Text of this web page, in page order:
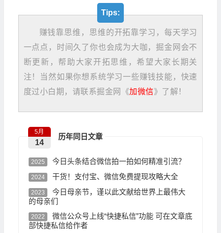
Tips:
赚钱靠思维，思维的开拓靠学习，每天学习
一点点，时间久了你也会成为大咖，掘金网会不
断更新，帮助大家开拓思维，希望大家长期关
注！当然如果你想系统学习一些赚钱技能，快速
度过小白期，请联系掘金网《加微信》了解！
历年同日文章
5月
14
2025 今日头条结合微信拍一拍如何精准引流？
2024 干货！支付宝、微信免费提现攻略大全
2023
今日母亲节，谨以此文献给世界上最伟大
的母亲们
2022
微信公众号上线“快捷私信”功能 可在文章底
部快捷私信给作者